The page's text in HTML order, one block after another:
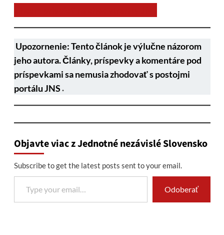
Upozornenie: Tento článok je výlučne názorom
jeho autora. Články, príspevky a komentáre pod
príspevkami sa nemusia zhodovať s postojmi
portálu JNS.
Objavte viac z Jednotné nezávislé Slovensko
Subscribe to get the latest posts sent to your email.
Type your email…
Odoberať